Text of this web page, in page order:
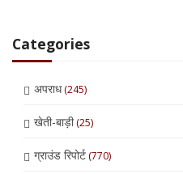
Categories
अपराध(245)
खेती-बाड़ी(25)
ग्राउंड रिपोर्ट(770)